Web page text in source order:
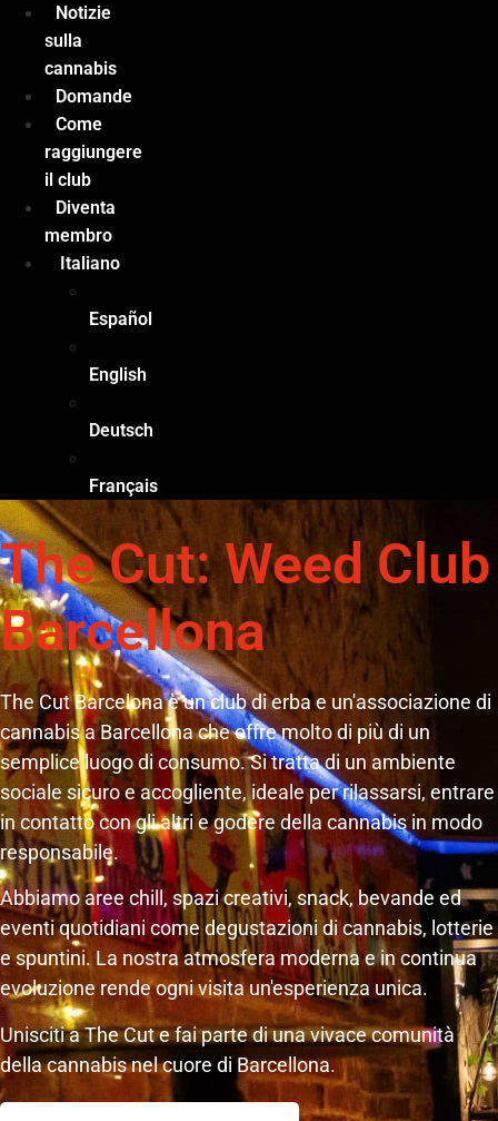
Notizie
sulla
cannabis
Domande
Come
raggiungere
il club
Diventa
membro
Italiano
Español
English
Deutsch
Français
The Cut: Weed Club
Barcellona
The Cut Barcelona è un club di erba e un'associazione di
cannabis a Barcellona che offre molto di più di un
semplice luogo di consumo. Si tratta di un ambiente
sociale sicuro e accogliente, ideale per rilassarsi, entrare
in contatto con gli altri e godere della cannabis in modo
responsabile.
Abbiamo aree chill, spazi creativi, snack, bevande ed
eventi quotidiani come degustazioni di cannabis, lotterie
e spuntini. La nostra atmosfera moderna e in continua
evoluzione rende ogni visita un'esperienza unica.
Unisciti a The Cut e fai parte di una vivace comunità
della cannabis nel cuore di Barcellona.